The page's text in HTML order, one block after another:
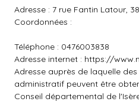
Adresse : 7 rue Fantin Latour,
Coordonnées :
Téléphone : 0476003838
Adresse internet : https://
Adresse auprès de laquelle
administratif peuvent être
Conseil départemental de